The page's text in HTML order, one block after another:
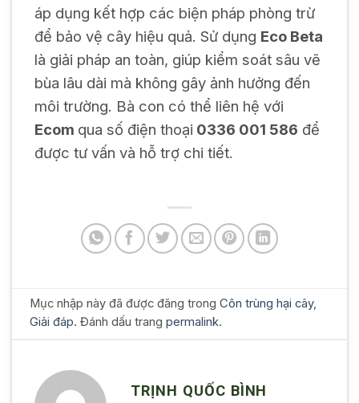
áp dụng kết hợp các biện pháp phòng trừ
để bảo vệ cây hiệu quả. Sử dụng Eco Beta
là giải pháp an toàn, giúp kiểm soát sâu vẽ
bùa lâu dài mà không gây ảnh hưởng đến
môi trường. Bà con có thể liên hệ với
Ecom qua số điện thoại 0336 001 586 để
được tư vấn và hỗ trợ chi tiết.
Mục nhập này đã được đăng trongCôn trùng hại cây,
Giải đáp. Đánh dấu trangpermalink.
TRỊNH QUỐC BÌNH